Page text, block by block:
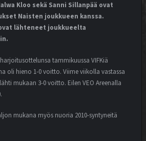
Kloo sekä Sanni Sillanpää ovat
Naisten joukkueen kanssa.
lähteneet joukkueelta
tammikuussa VIFKiä
oli hieno 1-0 voitto. Viime viikolla vastassa
mukaan 3-0 voitto. Eilen VEO Areenalla
mukana myös nuoria 2010-syntyneitä